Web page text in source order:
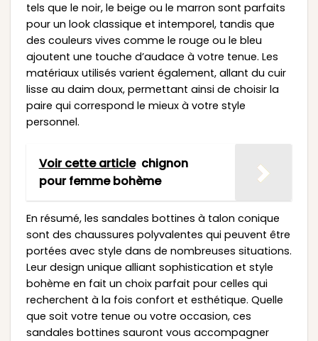
tels que le noir, le beige ou le marron sont parfaits
pour un look classique et intemporel, tandis que
des couleurs vives comme le rouge ou le bleu
ajoutent une touche d’audace à votre tenue. Les
matériaux utilisés varient également, allant du cuir
lisse au daim doux, permettant ainsi de choisir la
paire qui correspond le mieux à votre style
personnel.
Voir cette article chignon
pour femme bohème
En résumé, les sandales bottines à talon conique
sont des chaussures polyvalentes qui peuvent être
portées avec style dans de nombreuses situations.
Leur design unique alliant sophistication et style
bohème en fait un choix parfait pour celles qui
recherchent à la fois confort et esthétique. Quelle
que soit votre tenue ou votre occasion, ces
sandales bottines sauront vous accompagner